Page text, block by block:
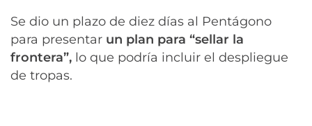
Se dio un plazo de diez días al Pentágono
para presentar un plan para “sellar la
frontera”, lo que podría incluir el despliegue
de tropas.